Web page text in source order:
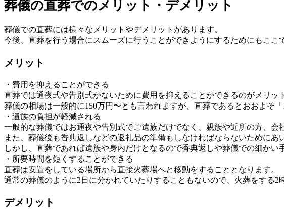
葬儀の直葬でのメリット・デメリット
葬儀での直葬には様々なメリットやデメリットがあります。
今後、直葬を行う場合にスムーズに行うことができようにするためにもこ
メリット
・費用を抑えることができる
直葬では通夜式や告別式がないために費用を抑えることができるのがメリッ
葬儀の相場は一般的に150万円〜とも言われますが、直葬であるとおおよそ「
・遺族の負担が軽減される
一般的な葬儀ではお通夜や告別式でご遺族だけでなく、親族や近所の方、会
また、葬儀後も香典返しなどの返礼品の準備もしなければならないために
しかし、直葬であれば遺族や身内だけとなるので香典返しや葬儀での細かい
・所要時間を短くすることができる
直葬は安置をしている場所から直接火葬場へと移動をすることとなります。
通常の葬儀のように2日に分かれていたりすることもないので、火葬をする2
デメリット